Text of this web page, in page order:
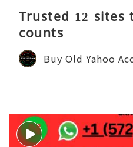
Trusted 12 sites
counts
Buy Old Yahoo